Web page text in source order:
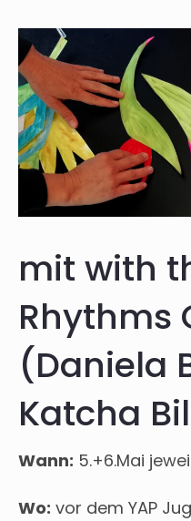
mit with
Rhythms
(Daniela
Katcha
Wann: 5.+6.Mai
Wo: vor dem YAP